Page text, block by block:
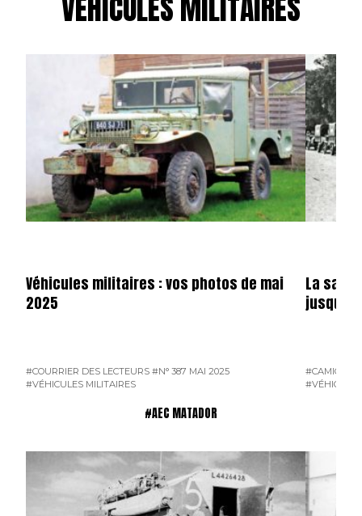
VÉHICULES MILITAIRES
Véhicules militaires : vos photos de mai
2025
#COURRIER DES LECTEURS #N° 387 MAI 2025
#VÉHICULES MILITAIRES
La
#CAMION
#AEC MATADOR